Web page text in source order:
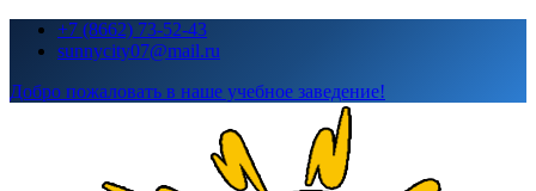
Перейти+7 (8662) 73-52-43
sunnycity07@mail.ru
Добро пожаловать в наше учебное заведение!